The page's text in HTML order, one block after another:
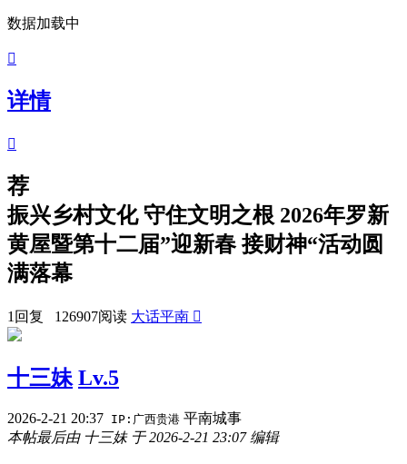
数据加载中

详情

荐
振兴乡村文化 守住文明之根 2026年罗新
黄屋暨第十二届”迎新春 接财神“活动圆
满落幕
1回复 126907阅读 大话平南 
十三妹 Lv.5
2026-2-21 20:37 IP:广西贵港 平南城事
本帖最后由 十三妹 于 2026-2-21 23:07 编辑